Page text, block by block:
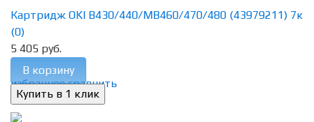
избранное сравнить
Картридж OKI B430/440/MB460/470/480 (43979211) 7к
(0)
5 405 руб.
В корзину